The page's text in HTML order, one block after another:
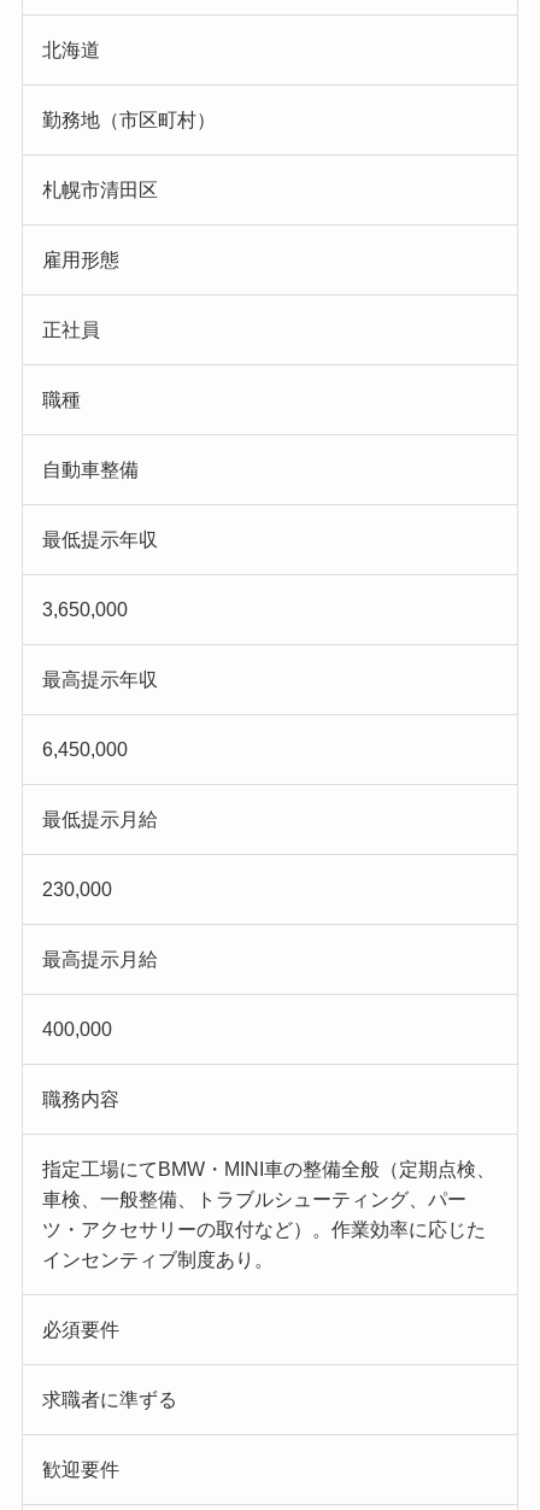
北海道
勤務地（市区町村）
札幌市清田区
雇用形態
正社員
職種
自動車整備
最低提示年収
3,650,000
最高提示年収
6,450,000
最低提示月給
230,000
最高提示月給
400,000
職務内容
指定工場にてBMW・MINI車の整備全般（定期点検、
車検、一般整備、トラブルシューティング、パー
ツ・アクセサリーの取付など）。作業効率に応じた
インセンティブ制度あり。
必須要件
求職者に準ずる
歓迎要件